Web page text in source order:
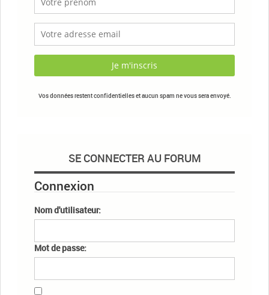
Vos données restent confidentielles et aucun spam ne vous sera envoyé.
SE CONNECTER AU FORUM
Connexion
Nom d'utilisateur:
Mot de passe: